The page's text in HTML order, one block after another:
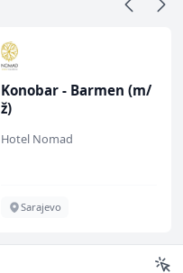
Konobar - Barmen (m/
ž)
Hotel Nomad
Sarajevo